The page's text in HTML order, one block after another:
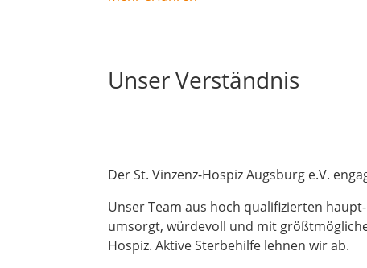
Unser Verständnis
Der St. Vinzenz-Hospiz Augsburg e.V.
Unser Team aus hoch qualifizierten
umsorgt, würdevoll und mit
Hospiz. Aktive Sterbehilfe lehnen wir ab.